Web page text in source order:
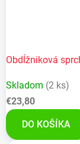
Obdĺžniková
Skladom (2 ks)
€23,80
DO KOŠÍKA